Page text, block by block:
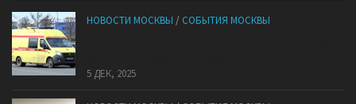
НОВОСТИ МОСКВЫ / СОБЫТИЯ МОСКВЫ
5 ДЕК, 2025